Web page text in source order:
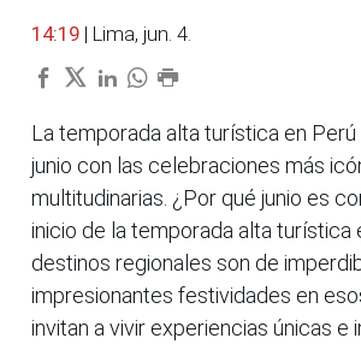
14:19 | Lima, jun. 4.
La temporada alta turística en
junio con las celebraciones más
multitudinarias. ¿Por qué junio es
inicio de la temporada alta turística
destinos regionales son de
impresionantes festividades en
invitan a vivir experiencias únicas e